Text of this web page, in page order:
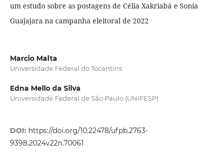
um estudo sobre as postagens de Célia Xakriabá e Sonia
Guajajara na campanha eleitoral de 2022
Marcio Malta
Universidade Federal do Tocantins
Edna Mello da Silva
Universidade Federal de São Paulo (UNIFESP)
DOI: https://doi.org/10.22478/ufpb.2763-
9398.2024v22n.70061